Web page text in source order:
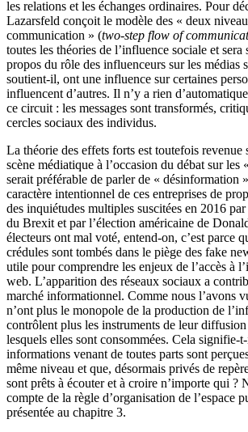
les relations et les échanges ordinaires. Pour
Lazarsfeld conçoit le modèle des « deux
communication » (two-step flow of
toutes les théories de l’influence sociale et
propos du rôle des influenceurs sur les médias
soutient-il, ont une influence sur certaines
influencent d’autres. Il n’y a rien
ce circuit : les messages sont transformés,
cercles sociaux des individus.
La théorie des effets forts est toutefois revenue
scène médiatique à l’occasion du débat sur les
serait préférable de parler de « désinformation
caractère intentionnel de ces entreprises de
des inquiétudes multiples suscitées en 2016
du Brexit et par l’élection américaine de
électeurs ont mal voté, entend-on, c’est parce
crédules sont tombés dans le piège des fake
utile pour comprendre les enjeux de l’accès à
web. L’apparition des réseaux sociaux a
marché informationnel. Comme nous l’avons
n’ont plus le monopole de la production de
contrôlent plus les instruments de leur
lesquels elles sont consommées. Cela signifie-
informations venant de toutes parts sont
même niveau et que, désormais privés de
sont prêts à écouter et à croire n’importe qui ?
compte de la règle d’organisation de l’espace
présentée au chapitre 3.